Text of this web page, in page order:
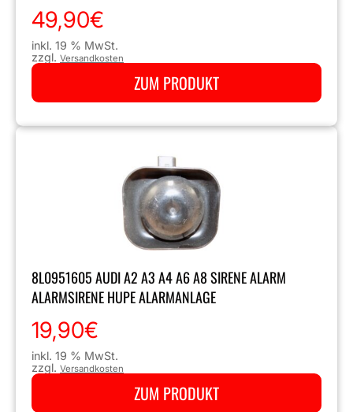
49,90€
inkl. 19 % MwSt.
zzgl. Versandkosten
ZUM PRODUKT
8L0951605 AUDI A2 A3 A4 A6 A8 SIRENE ALARM
ALARMSIRENE HUPE ALARMANLAGE
19,90€
inkl. 19 % MwSt.
zzgl. Versandkosten
ZUM PRODUKT